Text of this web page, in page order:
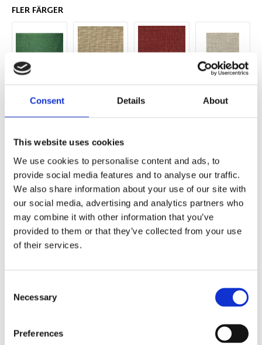
Consent Details About
This website uses cookies
We use cookies to personalise content and ads, to
provide social media features and to analyse our traffic.
We also share information about your use of our site with
our social media, advertising and analytics partners who
may combine it with other information that you’ve
provided to them or that they’ve collected from your use
of their services.
Selection
Necessary
Preferences
FLER FÄRGER
Tillverkare
Redlunds